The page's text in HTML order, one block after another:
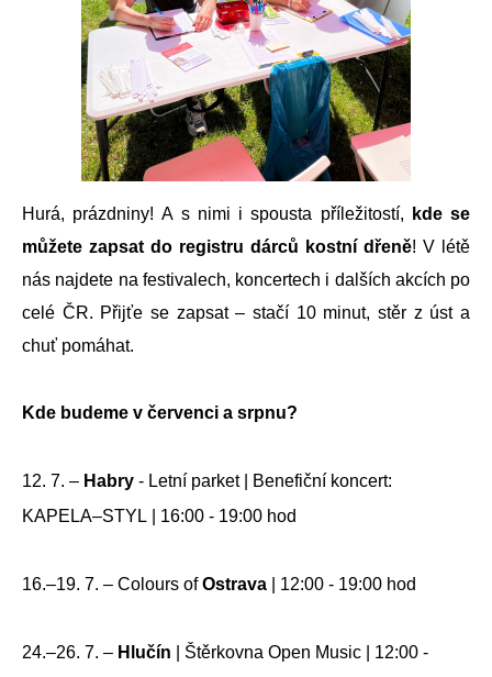
Hurá, prázdniny!A s nimi i spousta příležitostí,
kde se
můžete zapsat do registru dárců kostní dřeně! V létě
nás najdete na festivalech, koncertech i dalších akcích po
celé ČR. Přijťe se zapsat – stačí 10 minut, stěr z úst a
chuť pomáhat.
Kde budeme v červenci a srpnu?
12. 7. – Habry - Letní parket | Benefiční koncert:
KAPELA–STYL | 16:00 - 19:00 hod
16.–19. 7. – Colours ofOstrava | 12:00 - 19:00 hod
24.–26. 7. – Hlučín | Štěrkovna Open Music | 12:00 -